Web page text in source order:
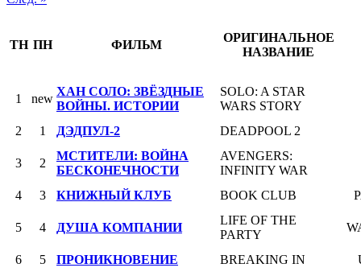
ТН ПН ФИЛЬМ
ОРИГИНАЛЬНОЕ
НАЗВАНИЕ
1 new
ХАН СОЛО: ЗВЁЗДНЫЕ
ВОЙНЫ. ИСТОРИИ
SOLO: A STAR
WARS STORY
2
1 ДЭДПУЛ-2 DEADPOOL 2
3 2
МСТИТЕЛИ: ВОЙНА
БЕСКОНЕЧНОСТИ
AVENGERS:
INFINITY WAR
4
3 КНИЖНЫЙ КЛУБ BOOK CLUB
5 4 ДУША КОМПАНИИ
LIFE OF THE
PARTY
6 5 ПРОНИКНОВЕНИЕ BREAKING IN